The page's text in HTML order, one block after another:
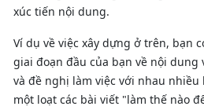
xúc tiến nội dung.
Ví dụ về việc xây dựng ở trên, bạn
giai đoạn đầu của bạn về nội dung
và đề nghị làm việc với nhau nhiều
một loạt các bài viết "làm thế nào